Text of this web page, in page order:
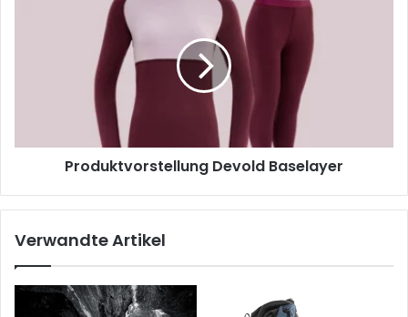
Produktvorstellung Devold Baselayer
Verwandte Artikel